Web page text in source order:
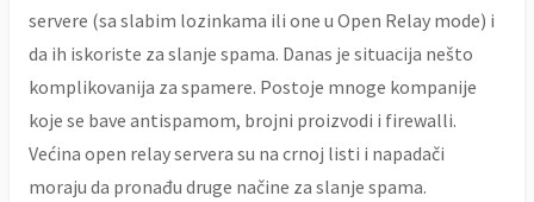
servere (sa slabim lozinkama ili one u Open Relay mode) i
da ih iskoriste za slanje spama. Danas je situacija nešto
komplikovanija za spamere. Postoje mnoge kompanije
koje se bave antispamom, brojni proizvodi i firewalli.
Većina open relay servera su na crnoj listi i napadači
moraju da pronađu druge načine za slanje spama.